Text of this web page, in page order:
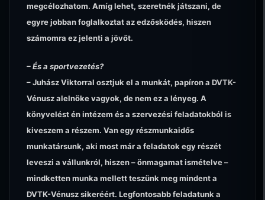
megcélozhatom. Amíg lehet, szeretnék játszani, de
egyre jobban foglalkoztat az edzősködés, hiszen
számomra ez jelenti a jövőt.
– És a sportvezetés?
– Juhász Viktorral osztjuk el a munkát, papíron a DVTK-
Vénusz alelnöke vagyok, de nem ez a lényeg. A
könyvelést én intézem és a szervezési feladatokból is
kiveszem a részem. Van egy részmunkaidős
munkatársunk, aki most már a feladatok egy részét
leveszi a vállunkról, hiszen – önmagamat ismételve –
mindketten munka mellett teszünk meg mindent a
DVTK-Vénusz sikeréért. Legfontosabb feladatunk a